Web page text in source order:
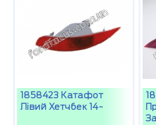
1858423 Катафот
Лівий Хетчбек 14-